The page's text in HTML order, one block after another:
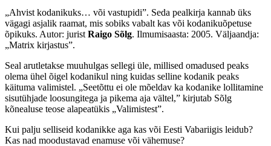
„Ahvist kodanikuks… või vastupidi”. Seda pealkirja kannab üks
vägagi asjalik raamat, mis sobiks vabalt kas või kodanikuõpetuse
õpikuks. Autor: jurist Raigo Sõlg. Ilmumisaasta: 2005. Väljaandja:
„Matrix kirjastus”.
Seal arutletakse muuhulgas sellegi üle, millised omadused peaks
olema ühel õigel kodanikul ning kuidas selline kodanik peaks
käituma valimistel. „Seetõttu ei ole mõeldav ka kodanike lollitamine
sisutühjade loosungitega ja pikema aja vältel,” kirjutab Sõlg
kõnealuse teose alapeatükis „Valimistest”.
Kui palju selliseid kodanikke aga kas või Eesti Vabariigis leidub?
Kas nad moodustavad enamuse või vähemuse?